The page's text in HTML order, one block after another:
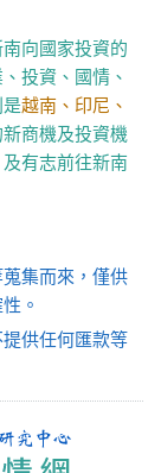
向國家投資的
投資、國情、
是越南、印尼、
商機及投資機
有志前往新南
集而來，僅供
。
供任何匯款等